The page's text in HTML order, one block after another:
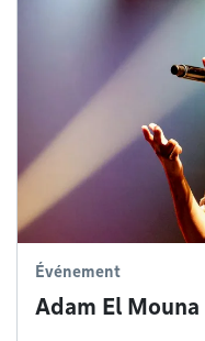
Événement
Adam El Mouna